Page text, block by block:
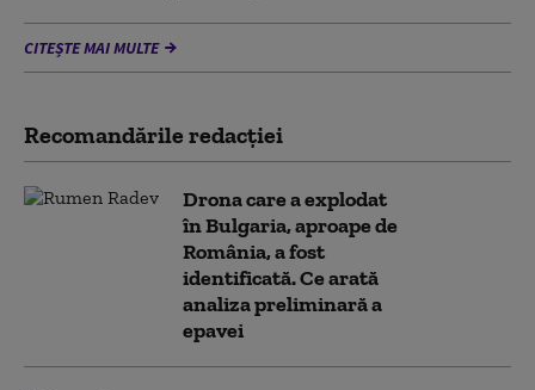
CITEȘTE MAI MULTE
Recomandările redacţiei
Drona care a explodat
în Bulgaria, aproape de
România, a fost
identificată. Ce arată
analiza preliminară a
epavei